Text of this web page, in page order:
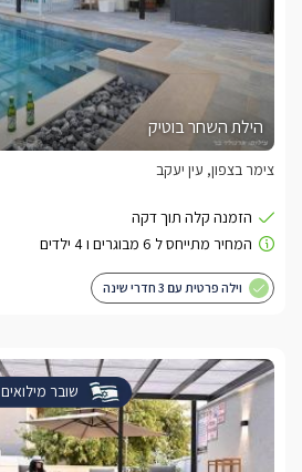
הילת השחר בוטיק
צימר בצפון, עין יעקב
וילה פרטית עם 3 חדרי שינה
שובר מילואים